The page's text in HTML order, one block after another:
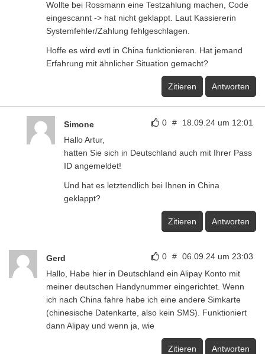
Wollte bei Rossmann eine Testzahlung machen, Code
eingescannt -> hat nicht geklappt. Laut Kassiererin
Systemfehler/Zahlung fehlgeschlagen.
Hoffe es wird evtl in China funktionieren. Hat jemand
Erfahrung mit ähnlicher Situation gemacht?
Zitieren Antworten
0 # 18.09.24 um 12:01
Simone
Hallo Artur,
hatten Sie sich in Deutschland auch mit Ihrer Pass
ID angemeldet!
Und hat es letztendlich bei Ihnen in China
geklappt?
Zitieren Antworten
0 # 06.09.24 um 23:03
Gerd
Hallo, Habe hier in Deutschland ein Alipay Konto mit
meiner deutschen Handynummer eingerichtet. Wenn
ich nach China fahre habe ich eine andere Simkarte
(chinesische Datenkarte, also kein SMS). Funktioniert
dann Alipay und wenn ja, wie
Zitieren Antworten